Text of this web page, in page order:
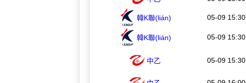
韓K聯(lián) 05-09 15:30
韓K聯(lián) 05-09 15:30
中乙 05-09 15:30